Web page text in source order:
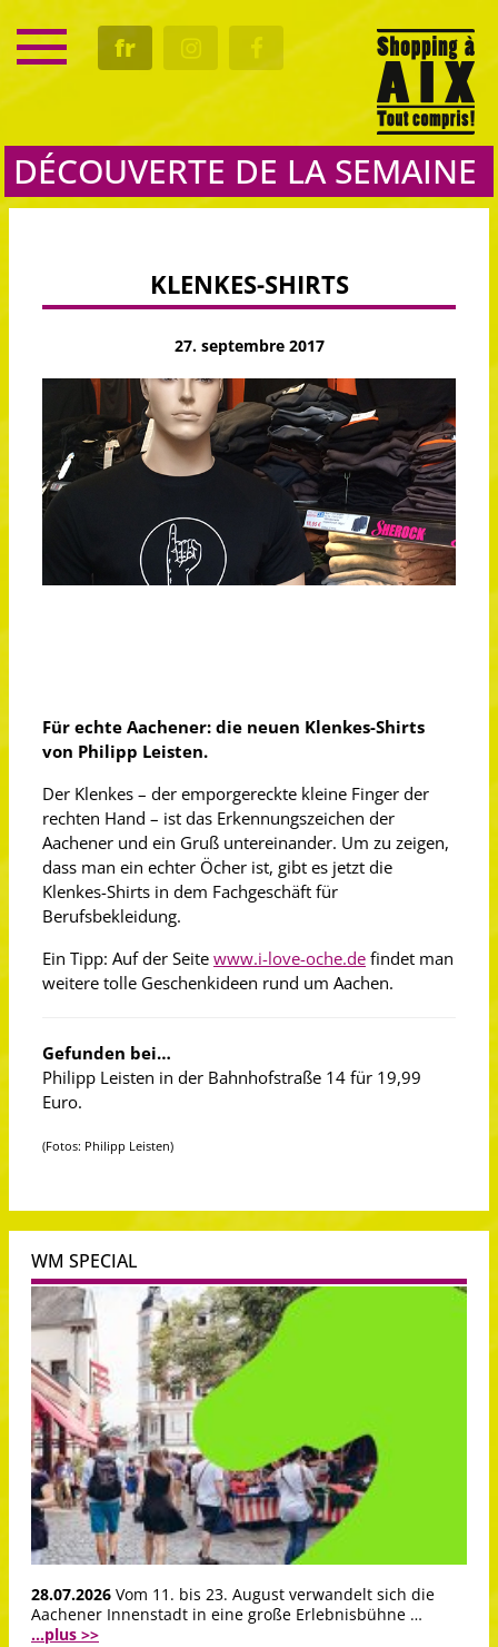
fr
SERVICE
RENDEZ-VOUS
DÉCOUVERTE DE LA SEMAINE
KLENKES-SHIRTS
27. septembre 2017
Für echte Aachener: die neuen Klenkes-Shirts
von Philipp Leisten.
Der Klenkes – der emporgereckte kleine Finger der
rechten Hand – ist das Erkennungszeichen der
Aachener und ein Gruß untereinander. Um zu zeigen,
dass man ein echter Öcher ist, gibt es jetzt die
Klenkes-Shirts in dem Fachgeschäft für
Berufsbekleidung.
Ein Tipp: Auf der Seite www.i-love-oche.de findet man
weitere tolle Geschenkideen rund um Aachen.
Gefunden bei…
Philipp Leisten in der Bahnhofstraße 14 für 19,99
Euro.
(Fotos: Philipp Leisten)
WM SPECIAL
28.07.2026 Vom 11. bis 23. August verwandelt sich die
Aachener Innenstadt in eine große Erlebnisbühne …
...plus >>